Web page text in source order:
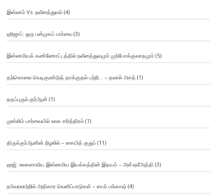
இஸ்லாம் Vs. நவீனத்துவம்(4)
ஹிஜாப்: ஒரு பன்முகப் பார்வை(3)
இஸ்லாமியக் கண்ணோட்டத்தில் நவீனத்துவமும் முற்போக்குவாதமும்(5)
தற்கொலை வெடிகுண்டுத் தாக்குதல் பற்றி… – தலால் அசத் (1)
ததப்புருல் குர்ஆன் (1)
முஸ்லிம் பார்வையில் உலக சரித்திரம்(1)
திருக்குர்ஆனின் நிழலில் – சையித் குதுப் (11)
ஹஜ்: உலகளாவிய இஸ்லாமிய இயக்கத்தின் இதயம் – அலீ ஷரீஅத்தி (3)
நபிவரலாற்றில் அதிகார வெளிப்பாடுகள் – ஸபர் பங்காஷ் (4)